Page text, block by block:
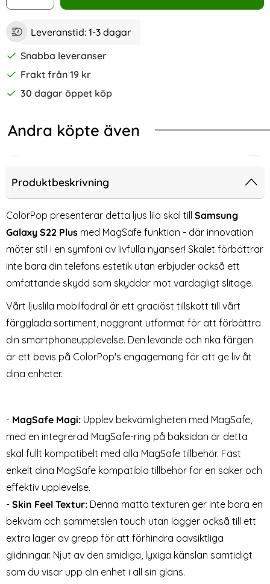
Leveranstid: 1-3 dagar
Snabba leveranser
Frakt från 19 kr
30 dagar öppet köp
Andra köpte även
Nubuck Läder Brun
TPU Skal
Galaxy S22 Plus - Transparent TPU Skal
ColorPop Samsung Galaxy
S22 Plus Skal CH MagSafe
Matt Röd
Art. nr 225340
rea pris
129 krtidigare pris
299 kr
Tillgänglighet:
Lagervara
Köp
Samsung Galaxy S22 Plus Skal CH MagSafe Matt Röd
ColorPop Samsung Galaxy S22
2-Pack Samsung S26 -
Skärmskydd I Härdat Glas
rea pris
59 krtidigare pris
149 kr Köp
2-Pack Samsung S26 -
2-
Produktbeskrivning
ColorPop presenterar detta ljus lila skal till Samsung
Galaxy S22 Plus med MagSafe funktion - där innovation
möter stil i en symfoni av livfulla nyanser! Skalet förbättrar
inte bara din telefons estetik utan erbjuder också ett
omfattande skydd som skyddar mot vardagligt slitage.
Vårt ljuslila mobilfodral är ett graciöst tillskott till vårt
färgglada sortiment, noggrant utformat för att förbättra
din smartphoneupplevelse. Den levande och rika färgen
är ett bevis på ColorPop's engagemang för att ge liv åt
dina enheter.
- MagSafe Magi: Upplev bekvämligheten med MagSafe,
med en integrerad MagSafe-ring på baksidan är detta
skal fullt kompatibelt med alla MagSafe tillbehör. Fäst
enkelt dina MagSafe kompatibla tillbehör för en säker och
effektiv upplevelse.
- Skin Feel Textur: Denna matta texturen ger inte bara en
bekväm och sammetslen touch utan lägger också till ett
extra lager av grepp för att förhindra oavsiktliga
glidningar. Njut av den smidiga, lyxiga känslan samtidigt
som du visar upp din enhet i all sin glans.